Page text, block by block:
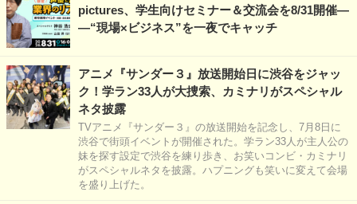
pictures、学生向けセミナー＆交流会を8/31開催―
―“現場×ビジネス”を一夜でキャッチ
アニメ『サンダー３』放送開始日に渋谷をジャッ
ク！学ラン33人が大捜索、カミナリがスペシャル
ネタ披露
TVアニメ『サンダー３』の放送開始を記念し、7月8日に
渋谷で街頭イベントが開催された。学ラン33人が主人公の
妹を探す設定で渋谷を練り歩き、お笑いコンビ・カミナリ
がスペシャルネタを披露。ハプニングも笑いに変えて会場
を盛り上げた。